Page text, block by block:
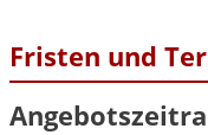
Fristen und